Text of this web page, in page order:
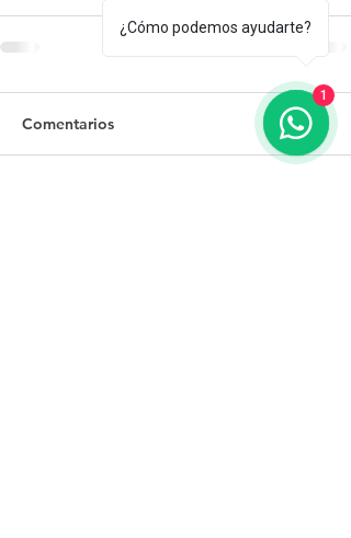
Comentarios
¿Cómo podemos ayudarte?
1